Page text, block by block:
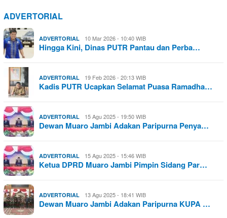
ADVERTORIAL
ADVERTORIAL 10 Mar 2026 - 10:40 WIB
Hingga Kini, Dinas PUTR Pantau dan Perba…
ADVERTORIAL 19 Feb 2026 - 20:13 WIB
Kadis PUTR Ucapkan Selamat Puasa Ramadha…
ADVERTORIAL 15 Agu 2025 - 19:50 WIB
Dewan Muaro Jambi Adakan Paripurna Penya…
ADVERTORIAL 15 Agu 2025 - 15:46 WIB
Ketua DPRD Muaro Jambi Pimpin Sidang Par…
ADVERTORIAL 13 Agu 2025 - 18:41 WIB
Dewan Muaro Jambi Adakan Paripurna KUPA …